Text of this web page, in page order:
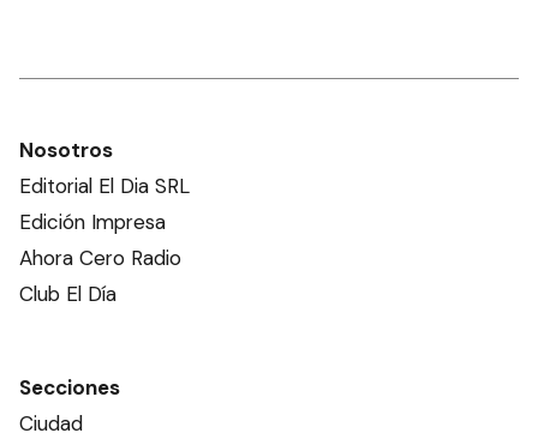
Nosotros
Editorial El Dia SRL
Edición Impresa
Ahora Cero Radio
Club El Día
Secciones
Ciudad